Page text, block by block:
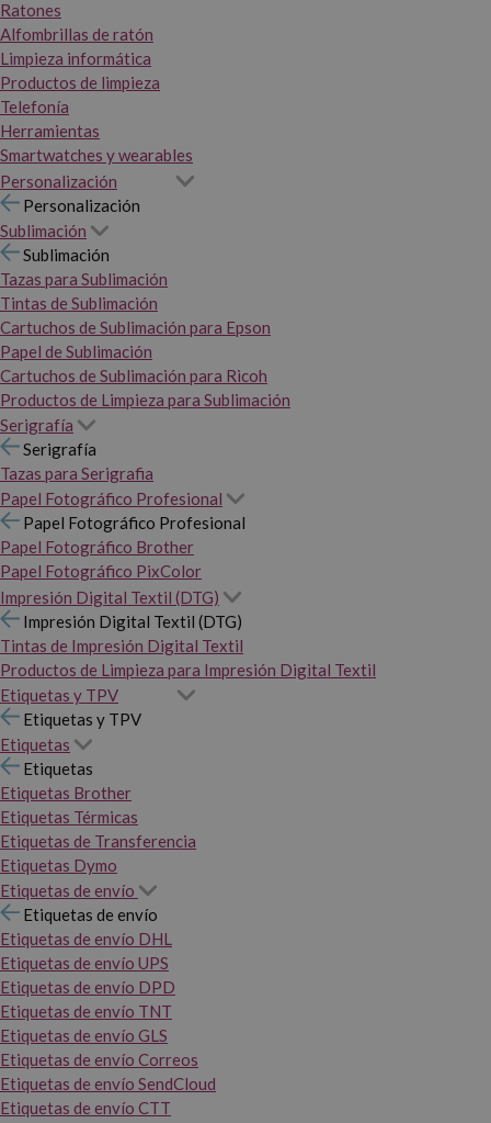
Ratones
Alfombrillas de ratón
Limpieza informática
Productos de limpieza
Telefonía
Herramientas
Smartwatches y wearables
Personalización
Personalización
Sublimación
Sublimación
Tazas para Sublimación
Tintas de Sublimación
Cartuchos de Sublimación para Epson
Papel de Sublimación
Cartuchos de Sublimación para Ricoh
Productos de Limpieza para Sublimación
Serigrafía
Serigrafía
Tazas para Serigrafia
Papel Fotográfico Profesional
Papel Fotográfico Profesional
Papel Fotográfico Brother
Papel Fotográfico PixColor
Impresión Digital Textil (DTG)
Impresión Digital Textil (DTG)
Tintas de Impresión Digital Textil
Productos de Limpieza para Impresión Digital Textil
Etiquetas y TPV
Etiquetas y TPV
Etiquetas
Etiquetas
Etiquetas Brother
Etiquetas Térmicas
Etiquetas de Transferencia
Etiquetas Dymo
Etiquetas de envío
Etiquetas de envío
Etiquetas de envío DHL
Etiquetas de envío UPS
Etiquetas de envío DPD
Etiquetas de envío TNT
Etiquetas de envío GLS
Etiquetas de envío Correos
Etiquetas de envío SendCloud
Etiquetas de envío CTT